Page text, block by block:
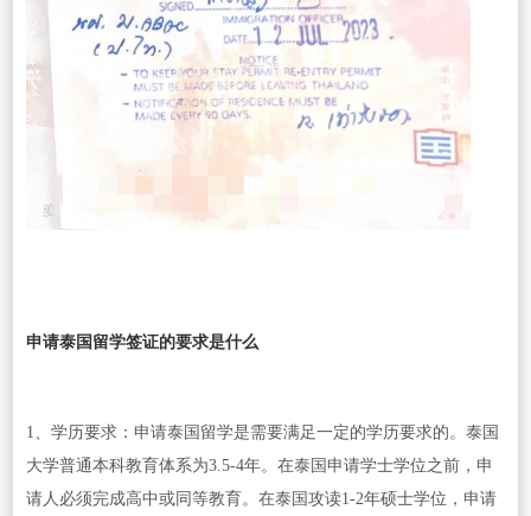
申请泰国留学签证的要求是什么
1、学历要求：申请泰国留学是需要满足一定的学历要求的。泰国
大学普通本科教育体系为3.5-4年。在泰国申请学士学位之前，申
请人必须完成高中或同等教育。在泰国攻读1-2年硕士学位，申请